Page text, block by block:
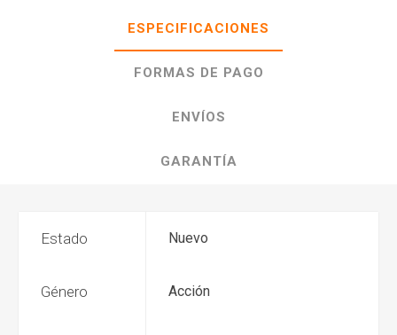
ESPECIFICACIONES
FORMAS DE PAGO
ENVÍOS
GARANTÍA
Estado Nuevo
Género Acción